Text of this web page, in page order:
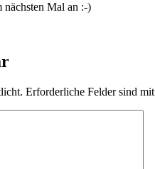
nächsten Mal an :-)
Erforderliche Felder sind mit